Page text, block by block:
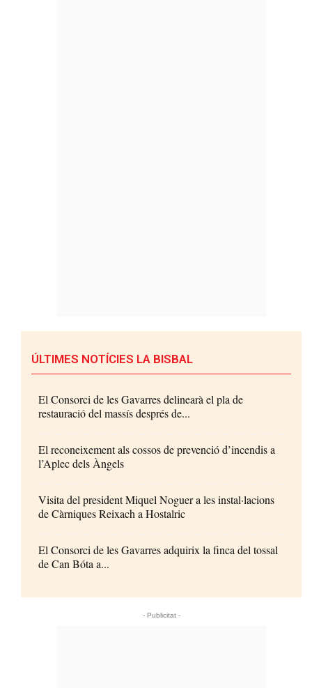
ÚLTIMES NOTÍCIES LA BISBAL
El Consorci de les Gavarres delinearà el pla de
restauració del massís després de...
El reconeixement als cossos de prevenció d’incendis a
l’Aplec dels Àngels
Visita del president Miquel Noguer a les instal·lacions
de Càrniques Reixach a Hostalric
El Consorci de les Gavarres adquirix la finca del tossal
de Can Bóta a...
- Publicitat -